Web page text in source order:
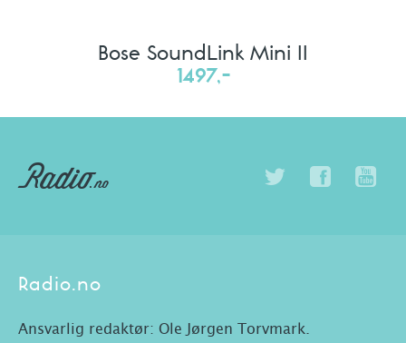
Bose SoundLink Mini II
1497,-
Radio.no
Ansvarlig redaktør: Ole Jørgen Torvmark.